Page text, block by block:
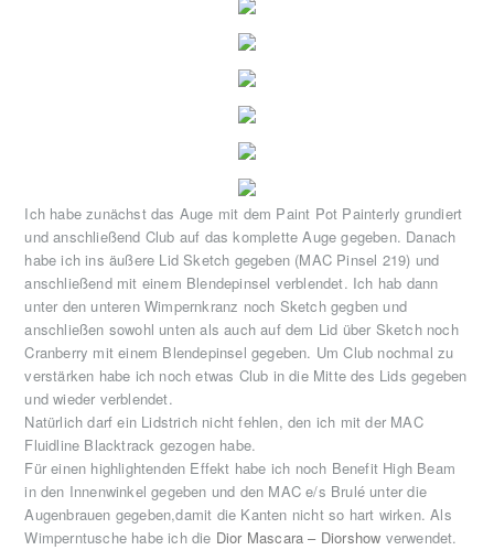
Ich habe zunächst das Auge mit dem Paint Pot Painterly grundiert
und anschließend Club auf das komplette Auge gegeben. Danach
habe ich ins äußere Lid Sketch gegeben (MAC Pinsel 219) und
anschließend mit einem Blendepinsel verblendet. Ich hab dann
unter den unteren Wimpernkranz noch Sketch gegben und
anschließen sowohl unten als auch auf dem Lid über Sketch noch
Cranberry mit einem Blendepinsel gegeben. Um Club nochmal zu
verstärken habe ich noch etwas Club in die Mitte des Lids gegeben
und wieder verblendet.
Natürlich darf ein Lidstrich nicht fehlen, den ich mit der MAC
Fluidline Blacktrack gezogen habe.
Für einen highlightenden Effekt habe ich noch Benefit High Beam
in den Innenwinkel gegeben und den MAC e/s Brulé unter die
Augenbrauen gegeben,damit die Kanten nicht so hart wirken. Als
Wimperntusche habe ich die Dior Mascara – Diorshow verwendet.